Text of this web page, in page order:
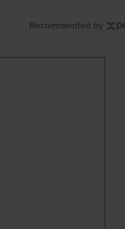
Recommended by